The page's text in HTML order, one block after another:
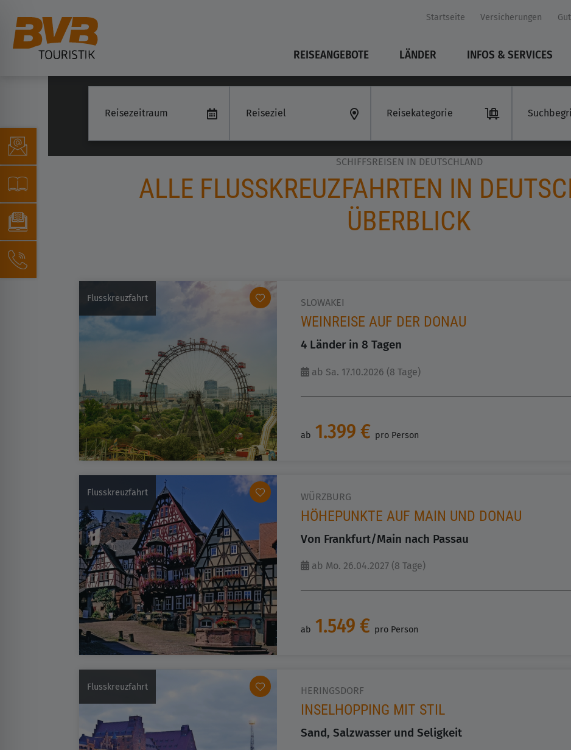
Startseite Versicherungen
REISEANGEBOTE LÄNDER INFOS & SERVICES
Reiseziel Reisekategorie
SCHIFFSREISEN IN DEUTSCHLAND
ALLE FLUSSKREUZFAHRTEN IN
ÜBERBLICK
Flusskreuzfahrt SLOWAKEI
WEINREISE AUF DER DONAU
4 Länder in 8 Tagen
ab Sa. 17.10.2026 (8 Tage)
ab 1.399 € pro Person
Flusskreuzfahrt WÜRZBURG
HÖHEPUNKTE AUF MAIN UND DONAU
Von Frankfurt/Main nach Passau
ab Mo. 26.04.2027 (8 Tage)
ab 1.549 € pro Person
Flusskreuzfahrt HERINGSDORF
INSELHOPPING MIT STIL
Sand, Salzwasser und Seligkeit